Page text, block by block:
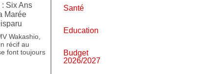
Six Ans
Marée
Wakashio,
récif au
font toujours
Santé
Education
Budget
2026/2027